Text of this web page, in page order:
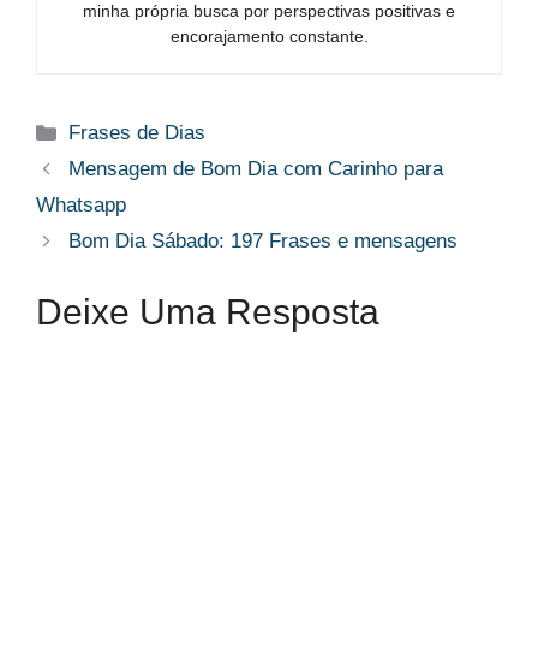
minha própria busca por perspectivas positivas e
encorajamento constante.
Categorias
Frases de Dias
Mensagem de Bom Dia com Carinho para
Whatsapp​
Bom Dia Sábado: 197 Frases e mensagens​
Deixe Uma Resposta